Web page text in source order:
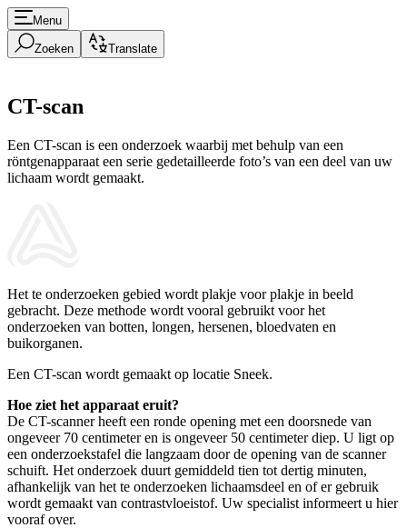
Menu
Zoeken Translate
CT-scan
Een CT-scan is een onderzoek waarbij met behulp van een
röntgenapparaat een serie gedetailleerde foto’s van een deel van uw
lichaam wordt gemaakt.
Het te onderzoeken gebied wordt plakje voor plakje in beeld
gebracht. Deze methode wordt vooral gebruikt voor het
onderzoeken van botten, longen, hersenen, bloedvaten en
buikorganen.
Een CT-scan wordt gemaakt op locatie Sneek.
Hoe ziet het apparaat eruit?
De CT-scanner heeft een ronde opening met een doorsnede van
ongeveer 70 centimeter en is ongeveer 50 centimeter diep. U ligt op
een onderzoekstafel die langzaam door de opening van de scanner
schuift. Het onderzoek duurt gemiddeld tien tot dertig minuten,
afhankelijk van het te onderzoeken lichaamsdeel en of er gebruik
wordt gemaakt van contrastvloeistof. Uw specialist informeert u hier
vooraf over.